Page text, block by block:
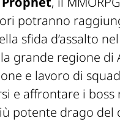
potranno
sfida d’assalto
grande regione di
e lavoro di
e affrontare i
potente drago